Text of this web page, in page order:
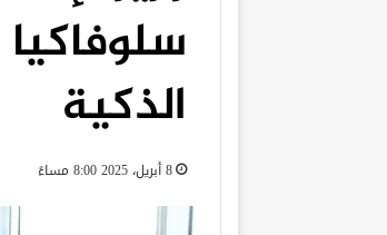
الذكية
8 أبريل، 2025 8:00 مساءً